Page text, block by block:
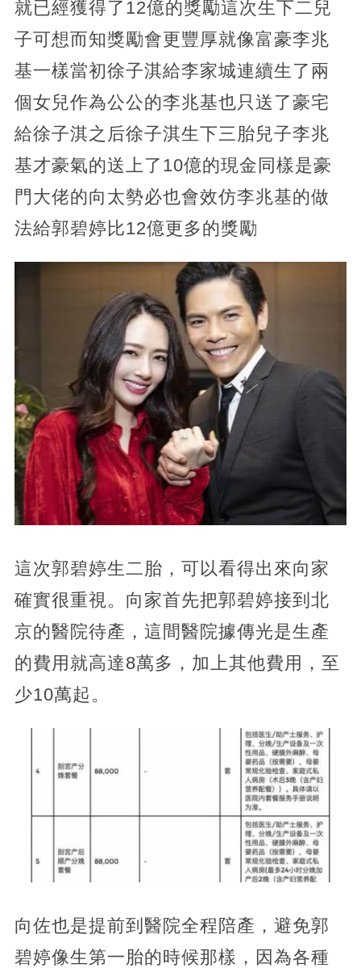
就已經獲得了12億的獎勵這次生下二兒
子可想而知獎勵會更豐厚就像富豪李兆
基一樣當初徐子淇給李家城連續生了兩
個女兒作為公公的李兆基也只送了豪宅
給徐子淇之后徐子淇生下三胎兒子李兆
基才豪氣的送上了10億的現金同樣是豪
門大佬的向太勢必也會效仿李兆基的做
法給郭碧婷比12億更多的獎勵
這次郭碧婷生二胎，可以看得出來向家
確實很重視。向家首先把郭碧婷接到北
京的醫院待產，這間醫院據傳光是生產
的費用就高達8萬多，加上其他費用，至
少10萬起。
向佐也是提前到醫院全程陪產，避免郭
碧婷像生第一胎的時候那樣，因為各種